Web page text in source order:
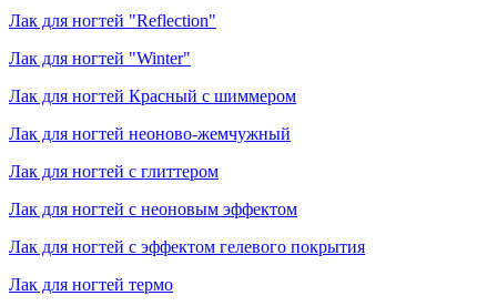
Лак для ногтей "Reflection"
Лак для ногтей "Winter"
Лак для ногтей Красный с шиммером
Лак для ногтей неоново-жемчужный
Лак для ногтей с глиттером
Лак для ногтей с неоновым эффектом
Лак для ногтей с эффектом гелевого покрытия
Лак для ногтей термо